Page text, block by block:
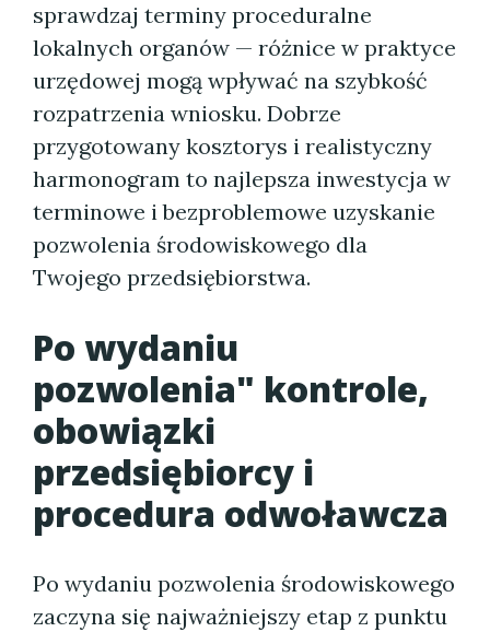
sprawdzaj terminy proceduralne
lokalnych organów — różnice w praktyce
urzędowej mogą wpływać na szybkość
rozpatrzenia wniosku. Dobrze
przygotowany kosztorys i realistyczny
harmonogram to najlepsza inwestycja w
terminowe i bezproblemowe uzyskanie
pozwolenia środowiskowego dla
Twojego przedsiębiorstwa.
Po wydaniu
pozwolenia" kontrole,
obowiązki
przedsiębiorcy i
procedura odwoławcza
Po wydaniu pozwolenia środowiskowego
zaczyna się najważniejszy etap z punktu